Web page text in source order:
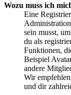
Wozu muss ich
Eine
sein musst,
du als
Funktionen,
Beispiel
andere
Wir
und dir